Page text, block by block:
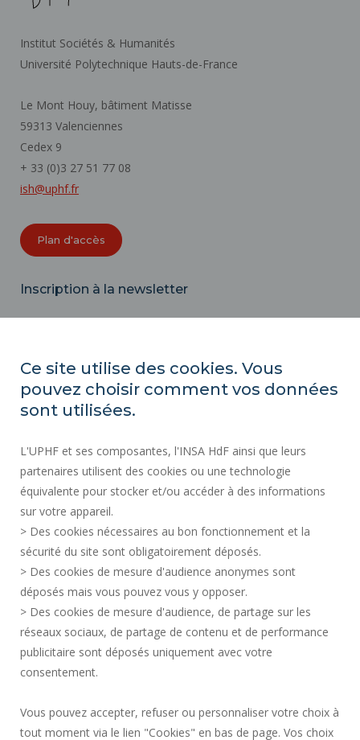
Institut Sociétés & Humanités
Université Polytechnique Hauts-de-France
Le Mont Houy, bâtiment Matisse
59313 Valenciennes
Cedex 9
+ 33 (0)3 27 51 77 08
ish@uphf.fr
Plan d'accès
Inscription à la newsletter
ACTES RÉGLEMENTAIRES
MARCHÉS PUBLICS
MENTIONS LÉGALES
ESPACE PRESSE
RECRUTEMENTS
PLAN DU SITE
DONNÉES PERSONNELLES
ACCESSIBILITÉ
Ce site utilise des cookies. Vous
pouvez choisir comment vos données
sont utilisées.
L'UPHF et ses composantes, l'INSA HdF ainsi que leurs
partenaires utilisent des cookies ou une technologie
équivalente pour stocker et/ou accéder à des informations
sur votre appareil.
> Des cookies nécessaires au bon fonctionnement et la
sécurité du site sont obligatoirement déposés.
> Des cookies de mesure d'audience anonymes sont
déposés mais vous pouvez vous y opposer.
> Des cookies de mesure d'audience, de partage sur les
réseaux sociaux, de partage de contenu et de performance
publicitaire sont déposés uniquement avec votre
consentement.
Vous pouvez accepter, refuser ou personnaliser votre choix à
tout moment via le lien "Cookies" en bas de page. Vos choix